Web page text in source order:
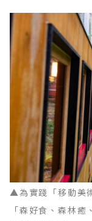
▲為實踐「移動美
「森好食、森林